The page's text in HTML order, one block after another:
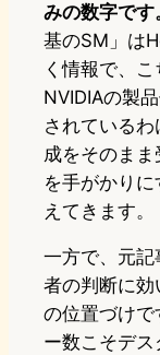
みの数字です
基のSM」は
く情報で、
NVIDIAの製
されている
成をそのま
を手がかり
えてきます。
一方で、元
者の判断に効
の位置づけで
ー数こそデ